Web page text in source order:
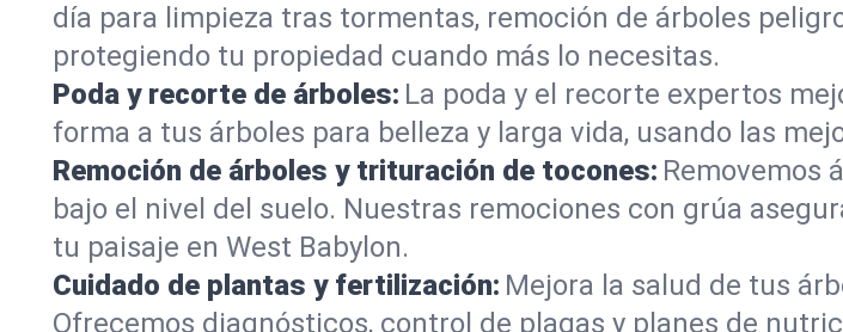
día para limpieza tras tormentas, remoción de árboles
protegiendo tu propiedad cuando más lo necesitas.
Poda y recorte de árboles: La poda y el recorte expertos
forma a tus árboles para belleza y larga vida, usando las
Remoción de árboles y trituración de tocones: Removemos
bajo el nivel del suelo. Nuestras remociones con grúa
tu paisaje en West Babylon.
Cuidado de plantas y fertilización: Mejora la salud de tus
Ofrecemos diagnósticos, control de plagas y planes de